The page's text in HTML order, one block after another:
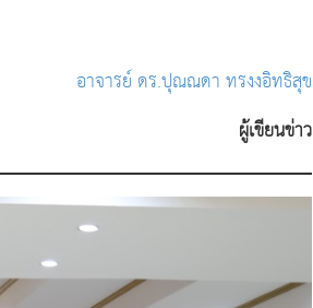
อาจารย์ ดร.ปุณณดา ทรงงอิทธิสุข
ผู้เขียนข่าว